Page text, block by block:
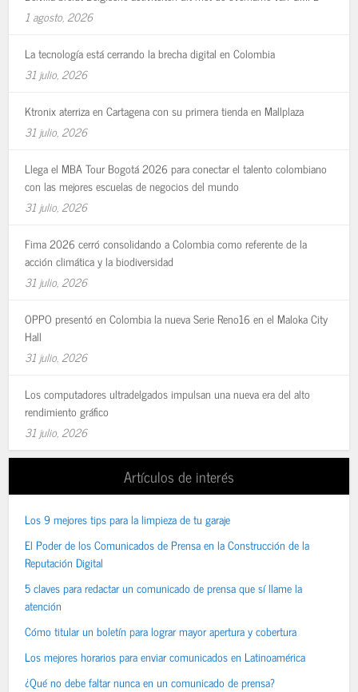
1 agosto, 2026
La tecnología está cerrando la brecha digital en Colombia
31 julio, 2026
Ktronix aterriza en Cartagena con su primera tienda en Mallplaza
31 julio, 2026
Llega el MBA Tour Bogotá 2026 para conectar el talento colombiano
con las mejores escuelas de negocios del mundo
31 julio, 2026
Fima 2026 cerró consolidando a Colombia como referente de la
acción climática y la biodiversidad
31 julio, 2026
OPPO presentó en Colombia la nueva Serie Reno16 en el Maloka City
Hall
31 julio, 2026
Los computadores ultradelgados impulsan una nueva era del alto
rendimiento gráfico
31 julio, 2026
Artículos de interés
Los 9 mejores tips para la limpieza de tu garaje
El Poder de los Comunicados de Prensa en la Construcción de la
Reputación Digital
5 claves para redactar un comunicado de prensa que sí llame la
atención
Cómo titular un boletín para lograr mayor apertura y cobertura
Los mejores horarios para enviar comunicados en Latinoamérica
¿Qué no debe faltar nunca en un comunicado de prensa?